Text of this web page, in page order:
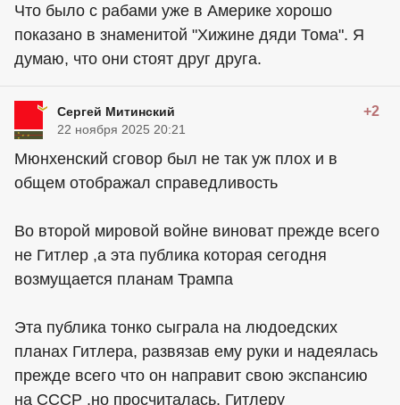
Что было с рабами уже в Америке хорошо
показано в знаменитой "Хижине дяди Тома". Я
думаю, что они стоят друг друга.
Сергей Митинский +2
22 ноября 2025 20:21
Мюнхенский сговор был не так уж плох и в
общем отображал справедливость
Во второй мировой войне виноват прежде всего
не Гитлер ,а эта публика которая сегодня
возмущается планам Трампа
Эта публика тонко сыграла на людоедских
планах Гитлера, развязав ему руки и надеялась
прежде всего что он направит свою экспансию
на СССР ,но просчиталась, Гитлеру